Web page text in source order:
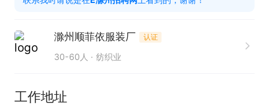
滁州顺菲依服装厂 认证
30-60人 纺织业
工作地址